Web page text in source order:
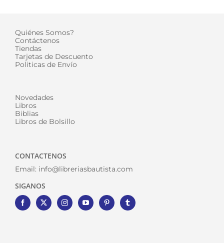
Quiénes Somos?
Contáctenos
Tiendas
Tarjetas de Descuento
Politicas de Envío
Novedades
Libros
Biblias
Libros de Bolsillo
CONTACTENOS
Email: info@libreriasbautista.com
SIGANOS